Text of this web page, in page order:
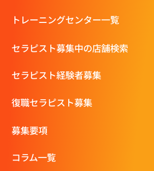
トレーニングセンター一覧
セラピスト募集中の店舗検索
セラピスト経験者募集
復職セラピスト募集
募集要項
コラム一覧